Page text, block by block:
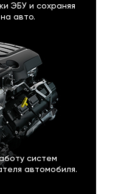
ЭБУ и сохраняя
авто.
систем
автомобиля.